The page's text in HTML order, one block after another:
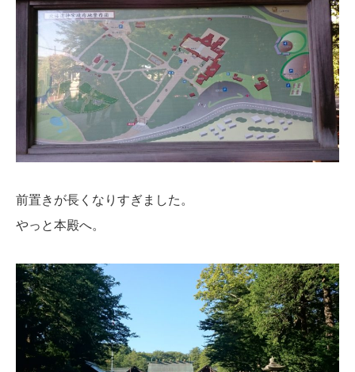
前置きが長くなりすぎました。
やっと本殿へ。